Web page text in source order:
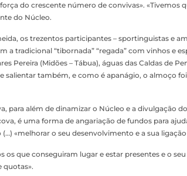
do crescente número de convivas». «Tivemos
do Núcleo.
os trezentos participantes – sportinguistas e
a tradicional “tibornada” “regada” com vinhos e
Pereira (Midões – Tábua), águas das Caldas de
salientar também, e como é apanágio, o almoço
para além de dinamizar o Núcleo e a divulgação
é uma forma de angariação de fundos para
«melhorar o seu desenvolvimento e a sua ligação
os que conseguiram lugar e estar presentes e o
quotas».